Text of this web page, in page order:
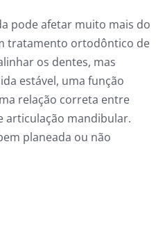
pode afetar muito mais do
tratamento ortodôntico de
os dentes, mas
estável, uma função
relação correta entre
articulação mandibular.
planeada ou não